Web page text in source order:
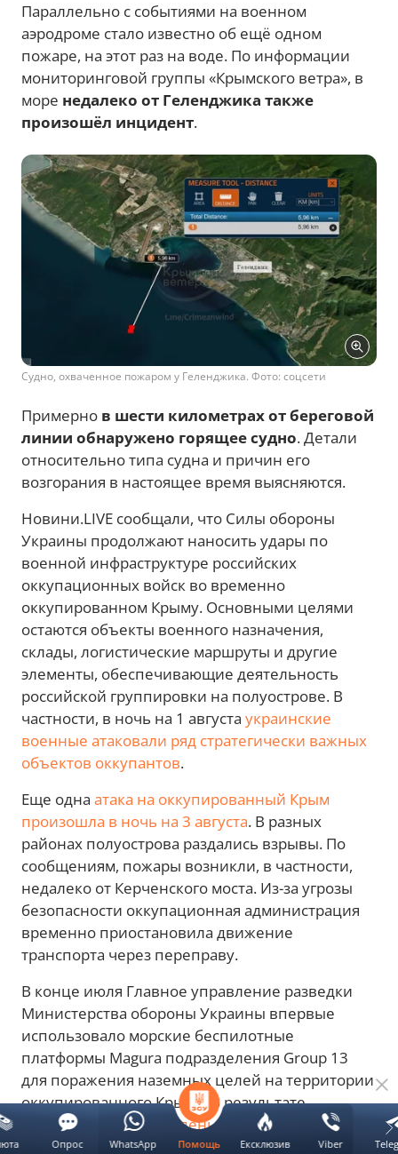
Параллельно с событиями на военном
аэродроме стало известно об ещё одном
пожаре, на этот раз на воде. По информации
мониторинговой группы «Крымского ветра», в
море недалеко от Геленджика также
произошёл инцидент.
Судно, охваченное пожаром у Геленджика. Фото: соцсети
Примерно в шести километрах от береговой
линии обнаружено горящее судно. Детали
относительно типа судна и причин его
возгорания в настоящее время выясняются.
Новини.LIVE сообщали, что Силы обороны
Украины продолжают наносить удары по
военной инфраструктуре российских
оккупационных войск во временно
оккупированном Крыму. Основными целями
остаются объекты военного назначения,
склады, логистические маршруты и другие
элементы, обеспечивающие деятельность
российской группировки на полуострове. В
частности, в ночь на 1 августа украинские
военные атаковали ряд стратегически важных
объектов оккупантов.
Еще одна атака на оккупированный Крым
произошла в ночь на 3 августа. В разных
районах полуострова раздались взрывы. По
сообщениям, пожары возникли, в частности,
недалеко от Керченского моста. Из-за угрозы
безопасности оккупационная администрация
временно приостановила движение
транспорта через переправу.
В конце июля Главное управление разведки
Министерства обороны Украины впервые
использовало морские беспилотные
платформы Magura подразделения Group 13
для поражения наземных целей на территории
оккупированного Крыма. В результате
операции
были выведены из строя два
российских радиолокационных объекта, а
Помощь Ексклюзив Viber
Опрос WhatsApp